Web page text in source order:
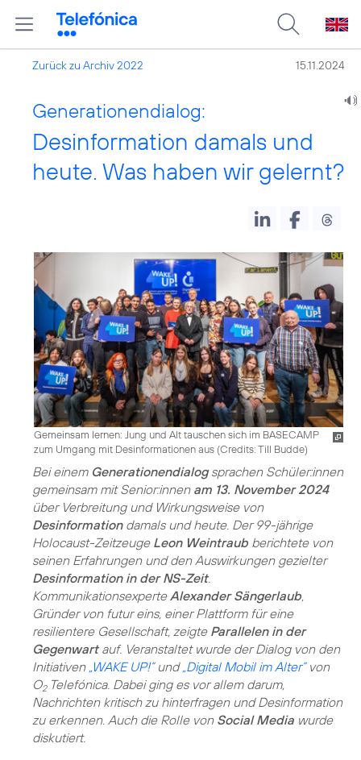
Zurück zu Archiv 2022 15.11.2024
Generationendialog:
Desinformation damals und
heute. Was haben wir gelernt?
Gemeinsam lernen: Jung und Alt tauschen sich im BASECAMP
zum Umgang mit Desinformationen aus (Credits: Till Budde)
Bei einem Generationendialogsprachen Schüler:innen
gemeinsam mit Senior:innen am 13. November 2024
über Verbreitung und Wirkungsweise von
Desinformationdamals und heute. Der 99-jährige
Holocaust-Zeitzeuge Leon Weintraub berichtete von
seinen Erfahrungen und den Auswirkungen gezielter
Desinformation in der NS-Zeit.
KommunikationsexperteAlexander Sängerlaub
Gründer von futur eins, einer Plattform für eine
resilientere Gesellschaft, zeigte Parallelen in der
Gegenwartauf. Veranstaltet wurde der Dialog von den
Initiativen „WAKE UP!”und„Digital Mobil im Alter”von
O2Telefónica. Dabei ging es vor allem darum,
Nachrichten kritisch zu hinterfragen und Desinformation
zu erkennen. Auch die Rolle von Social Media wurde
diskutiert.